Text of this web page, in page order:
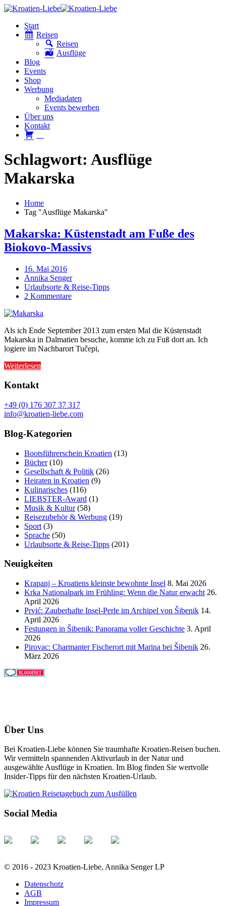
Start
Reisen
Reisen
Ausflüge
Blog
Events
Shop
Werbung
Mediadaten
Events bewerben
Über uns
Kontakt
Schlagwort: Ausflüge
Makarska
Home
Tag "Ausflüge Makarska"
Makarska: Küstenstadt am Fuße des
Biokovo-Massivs
16. Mai 2016
Annika Senger
Urlaubsorte & Reise-Tipps
2 Kommentare
Als ich Ende September 2013 zum ersten Mal die Küstenstadt
Makarska in Dalmatien besuche, komme ich zu Fuß dort an. Ich
logiere im Nachbarort Tučepi,
Weiterlesen
Kontakt
+49 (0) 176 307 37 317
info@kroatien-liebe.com
Blog-Kategorien
Bootsführerschein Kroatien (13)
Bücher(10)
Gesellschaft & Politik (26)
Heiraten in Kroatien (9)
Kulinarisches (116)
LIEBSTER-Award (1)
Musik & Kultur(58)
Reisezubehör & Werbung (19)
Sport (3)
Sprache (50)
Urlaubsorte & Reise-Tipps (201)
Neuigkeiten
Krapanj – Kroatiens kleinste bewohnte Insel 8. Mai 2026
Krka Nationalpark im Frühling: Wenn die Natur erwacht 26.
April 2026
Prvić: Zauberhafte Insel-Perle im Archipel von Šibenik 14.
April 2026
Festungen in Šibenik: Panorama voller Geschichte 3. April
2026
Pirovac: Charmanter Fischerort mit Marina bei Šibenik 26.
März 2026
Über Uns
Bei Kroatien-Liebe können Sie traumhafte Kroatien-Reisen buchen.
Wir vermitteln spannenden Aktivurlaub in der Natur und
ausgewählte Ausflüge in Kroatien. Im Blog finden Sie wertvolle
Insider-Tipps für den nächsten Kroatien-Urlaub.
Social Media
© 2016 - 2023 Kroatien-Liebe, Annika Senger LP
Datenschutz
AGB
Impressum